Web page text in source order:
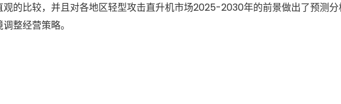
的比较，并且对各地区轻型攻击直升机市场2025-2030年的前景做出了预测分
整经营策略。